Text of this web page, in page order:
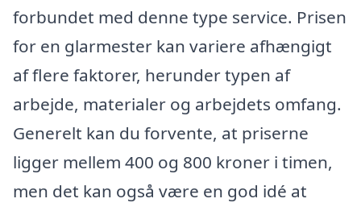
forbundet med denne type service. Prisen
for en glarmester kan variere afhængigt
af flere faktorer, herunder typen af
arbejde, materialer og arbejdets omfang.
Generelt kan du forvente, at priserne
ligger mellem 400 og 800 kroner i timen,
men det kan også være en god idé at